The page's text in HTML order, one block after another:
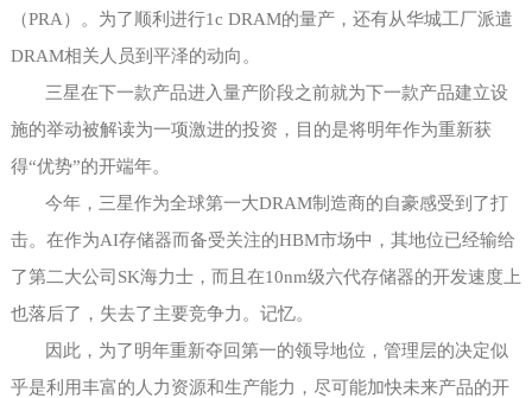
（PRA）。为了顺利进行1c DRAM的量产，还有从华城工厂派遣
DRAM相关人员到平泽的动向。
三星在下一款产品进入量产阶段之前就为下一款产品建立设
施的举动被解读为一项激进的投资，目的是将明年作为重新获
得“优势”的开端年。
今年，三星作为全球第一大DRAM制造商的自豪感受到了打
击。在作为AI存储器而备受关注的HBM市场中，其地位已经输给
了第二大公司SK海力士，而且在10nm级六代存储器的开发速度上
也落后了，失去了主要竞争力。记忆。
因此，为了明年重新夺回第一的领导地位，管理层的决定似
乎是利用丰富的人力资源和生产能力，尽可能加快未来产品的开